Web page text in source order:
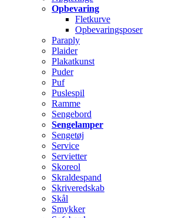
Opbevaring
Fletkurve
Opbevaringsposer
Paraply
Plaider
Plakatkunst
Puder
Puf
Puslespil
Ramme
Sengebord
Sengelamper
Sengetøj
Service
Servietter
Skoreol
Skraldespand
Skriveredskab
Skål
Smykker